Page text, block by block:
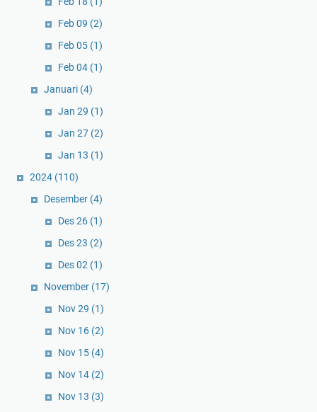
Feb 09 (2)
Feb 05 (1)
Feb 04 (1)
Januari (4)
Jan 29 (1)
Jan 27 (2)
Jan 13 (1)
2024 (110)
Desember (4)
Des 26 (1)
Des 23 (2)
Des 02 (1)
November (17)
Nov 29 (1)
Nov 16 (2)
Nov 15 (4)
Nov 14 (2)
Nov 13 (3)